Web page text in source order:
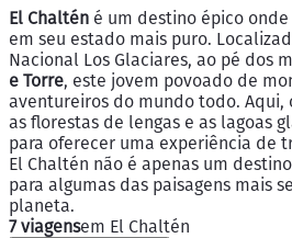
El Chaltén é um destino épico
em seu estado mais puro.
Nacional Los Glaciares, ao pé dos
e Torre, este jovem povoado de
aventureiros do mundo todo. Aqui,
as florestas de lengas e as lagoas
para oferecer uma experiência de
El Chaltén não é apenas um
para algumas das paisagens mais
planeta.
7 viagensem El Chaltén